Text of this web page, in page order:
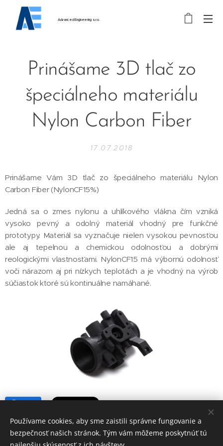
AdvancedEngineering s.r.o.
Prinášame 3D tlač zo
špeciálneho materiálu
Nylon Carbon Fiber
17.07.2018
Prinášame Vám 3D tlač zo špeciálneho materiálu Nylon
Carbon Fiber (NylonCF15%)
Jedná sa o zmes nylonu a uhlíkového vlákna čím vzniká
vysoko pevný a odolný materiál vhodný pre funkčné
prototypy. Materiál sa vyznačuje nielen vysokou pevnosťou
ale aj tepelnou a chemickou odolnosťou a dobrými
reologickými vlastnosťami. NylonCF15 má výbornú odolnosť
voči nárazom aj pri nízkych teplotách a je vhodný na výrob
súčiastok ktoré sú kontinuálne namáhané.
Používame cookies, aby sme zaistili správne fungovanie a
bezpečnosť našich stránok. Tým vám môžeme poskytnúť tú